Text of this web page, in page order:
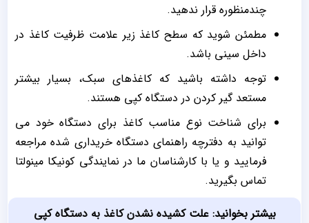
چندمنظوره قرار ندهید.
مطمئن شوید که سطح کاغذ زیر علامت ظرفیت کاغذ در
داخل سینی باشد.
توجه داشته باشید که کاغذهای سبک، بسیار بیشتر
مستعد گیر کردن در دستگاه کپی هستند.
برای شناخت نوع مناسب کاغذ برای دستگاه خود می
توانید به دفترچه راهنمای دستگاه خریداری شده مراجعه
فرمایید و یا با کارشناسان ما در نمایندگی کونیکا مینولتا
تماس بگیرید.
بیشتر بخوانید:علتکشیده نشدن کاغذ به دستگاه کپی